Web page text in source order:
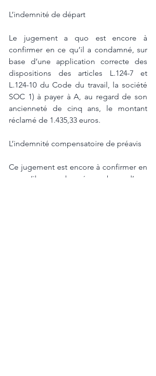
L’indemnité de départ
Le jugement a quo est encore à
confirmer en ce qu’il a condamné, sur
base d’une application correcte des
dispositions des articles L.124-7 et
L.124-10 du Code du travail, la société
SOC 1) à payer à A, au regard de son
ancienneté de cinq ans, le montant
réclamé de 1.435,33 euros.
L’indemnité compensatoire de préavis
Ce jugement est encore à confirmer en
ce qu’il a condamné, sur base d’une